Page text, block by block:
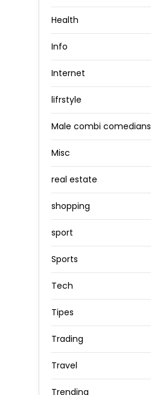
Health
Info
Internet
lifrstyle
Male combi comedians
Misc
real estate
shopping
sport
Sports
Tech
Tipes
Trading
Travel
Trending